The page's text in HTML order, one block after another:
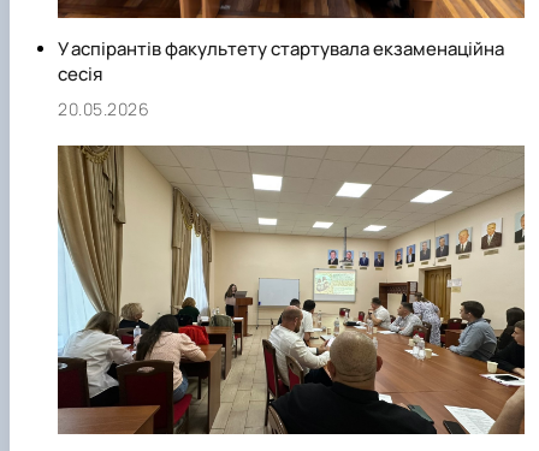
живлення, вікової мінливості господарсько-корисних
ознак організму тварин під дією різного рівня їх годівлі,
оцінки поживності кормів, ефективних способів
використання кормових добавок та програмування якості
У аспірантів факультету стартувала екзаменаційна
сесія
20.05.2026